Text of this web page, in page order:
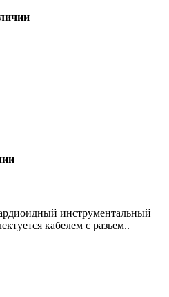
инструментальный
кабелем с разьем..